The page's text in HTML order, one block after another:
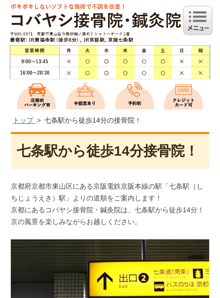
トップ 七条駅から徒歩14分の接骨院！
七条駅から徒歩14分接骨院！
京都府京都市東山区にある京阪電鉄京阪本線の駅「七条駅（し
ちじょうえき）駅」よりの道順をご案内します！
京都にあるコバヤシ接骨院・鍼灸院は、七条駅から徒歩14分！
京の風景を楽しみながらお越しください。